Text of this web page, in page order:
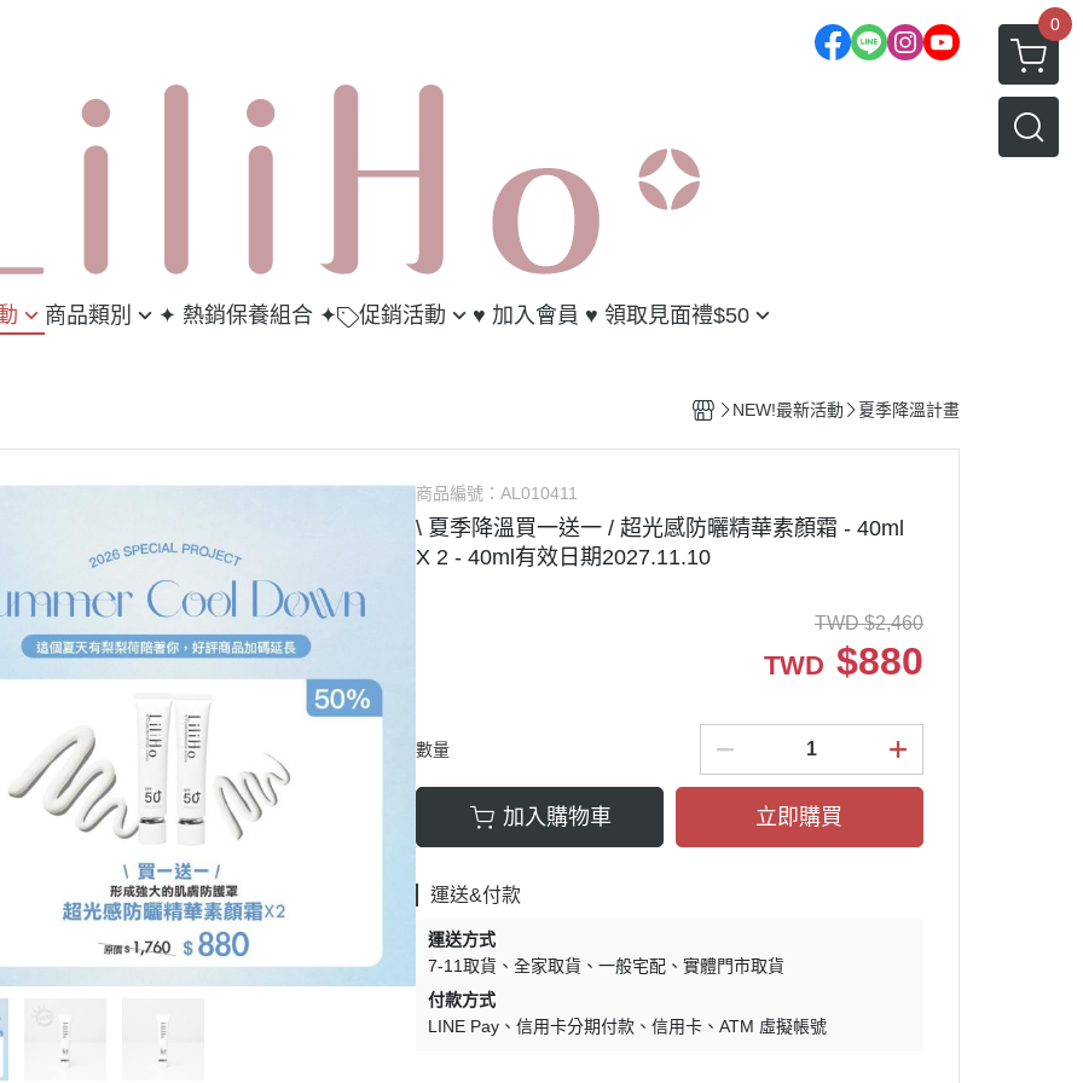
0
商品類別
露 / 化妝水
/ 乳霜 / 精華油
底妝
| 質感周邊
✦ 熱銷保養組合 ✦ 促銷活動
面膜 3盒優惠價
♥︎ 加入會員 ♥︎ 領取見面禮$50
會員制度
NEW!最新活動 夏季降溫計畫
商品編號：AL010411
\ 夏季降溫買一送一 / 超光感防曬精華素顏霜 - 40ml
X 2 - 40ml有效日期2027.11.10
TWD $2,460
TWD $880
數量
加入購物車 立即購買
運送&付款
運送方式
7-11取貨
全家取貨 一般宅配
實體門市取貨
付款方式
LINE Pay
信用卡分期付款 信用卡 ATM 虛擬帳號